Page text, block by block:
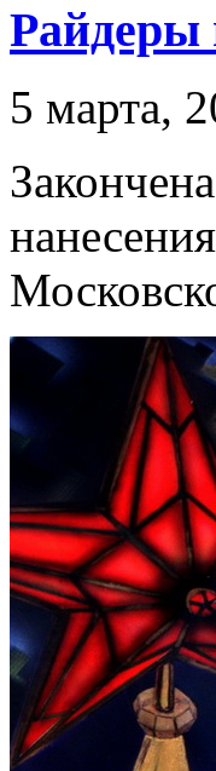
Райдеры
5 марта,